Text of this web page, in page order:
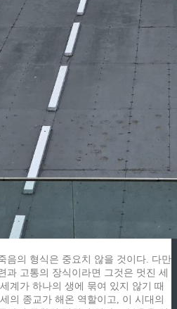
음의 형식은 중요치 않을 것이다. 다만
과 고통의 장식이라면 그것은 멋진 세
계가 하나의 생에 묶여 있지 않기 때
의 종교가 해온 역할이고, 이 시대의